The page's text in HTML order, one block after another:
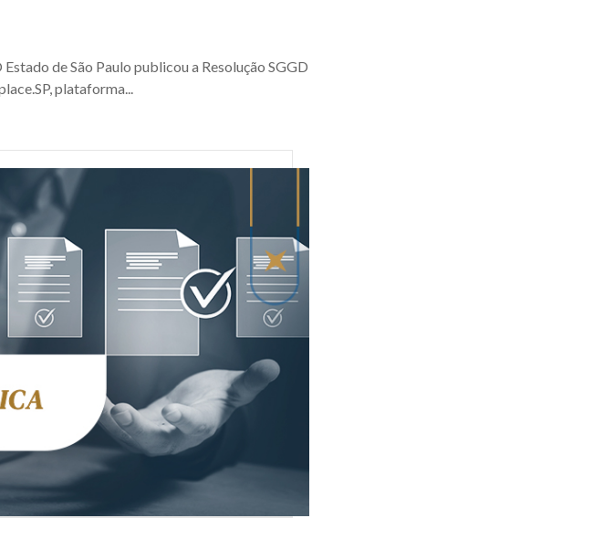
de São Paulo publicou a Resolução SGGD
plataforma...